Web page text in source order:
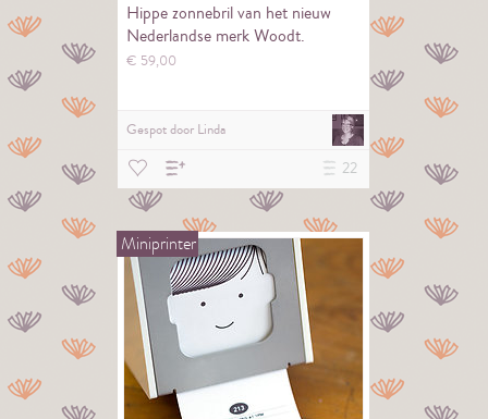
Hippe zonnebril van het nieuw
Nederlandse merk Woodt.
€ 59,00
Gespot door Linda
22
Miniprinter